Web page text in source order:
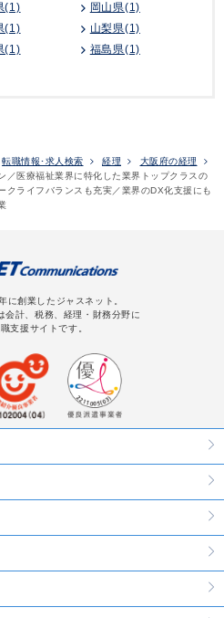
(1)
岡山県(1)
(1)
山梨県(1)
(1)
福島県(1)
転職情報･求人検索 経理
大阪府の経理
／医療福祉業界に特化した業界トップクラスの
クライフバランスも充実／業界のDX化支援にも
に創業したジャスネット。
会計、税務、経理・財務分野に
支援サイトです。